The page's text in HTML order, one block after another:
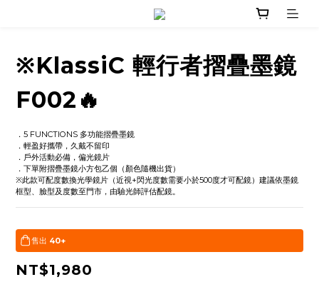
※KlassiC 輕行者摺疊墨鏡
F002🔥
．5 FUNCTIONS 多功能摺疊墨鏡
．輕盈好攜帶，久戴不留印
．戶外活動必備，偏光鏡片
．下單附摺疊墨鏡小方包乙個（顏色隨機出貨）
※此款可配度數換光學鏡片（近視+閃光度數需要小於500度才可配鏡）建議依墨鏡
框型、臉型及度數至門市，由驗光師評估配鏡。
售出 40+
NT$1,980